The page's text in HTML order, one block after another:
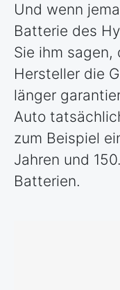
Und wenn
Batterie des
Sie ihm sagen,
Hersteller die
länger
Auto
zum Beispiel
Jahren und
Batterien.